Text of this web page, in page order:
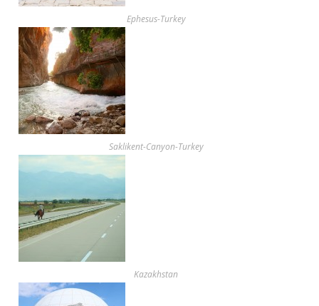
Ephesus-Turkey
Saklikent-Canyon-Turkey
Kazakhstan